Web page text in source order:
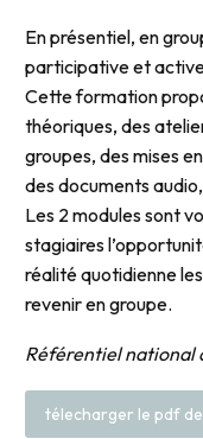
En présentiel, en
participative et
Cette formation
théoriques, des
groupes, des mises
des documents
Les 2 modules sont
stagiaires
réalité quotidienne
revenir en groupe.
Référentiel national
télecharger le pdf